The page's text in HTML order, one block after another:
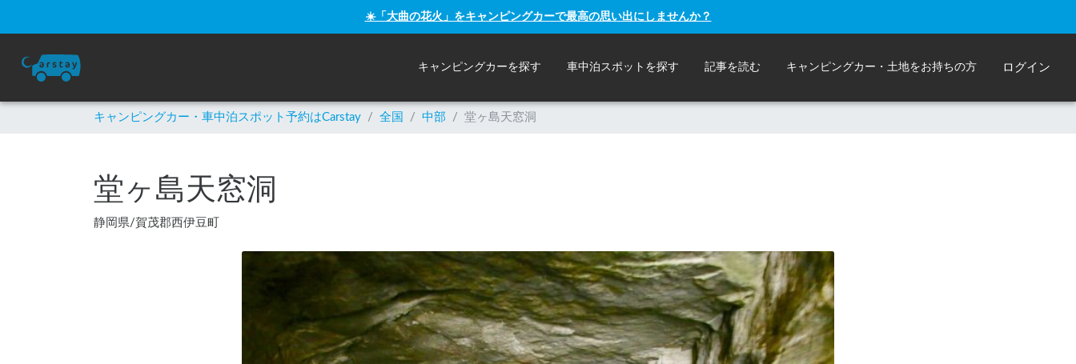
☀️「大曲の花火」をキャンピングカーで最高の思い出にしませんか？
キャンピングカーを探す 車中泊スポットを探す 記事を読む キャンピングカー・土地をお持ちの方 ログイン
キャンピングカー・車中泊スポット予約はCarstay / 全国 / 中部 / 堂ヶ島天窓洞
堂ヶ島天窓洞
静岡県/賀茂郡西伊豆町